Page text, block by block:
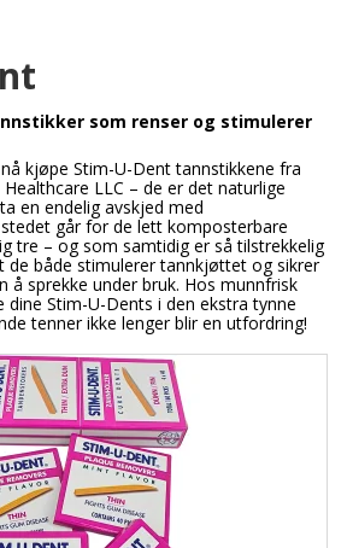
som renser og stimulerer
kjøpe Stim-U-Dent tannstikkene fra
LLC – de er det naturlige
en endelig avskjed med
går for de lett komposterbare
tre – og som samtidig er så tilstrekkelig
de både stimulerer tannkjøttet og sikrer
å sprekke under bruk. Hos munnfrisk
dine Stim-U-Dents i den ekstra tynne
tenner ikke lenger blir en utfordring!